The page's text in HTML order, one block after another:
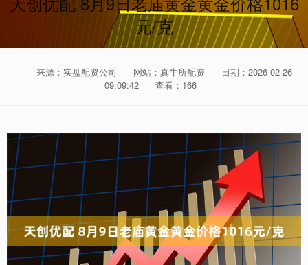
元/克
来源：实盘配资公司 网站：真牛所配资
日期：2026-02-26
09:09:42
查看：166